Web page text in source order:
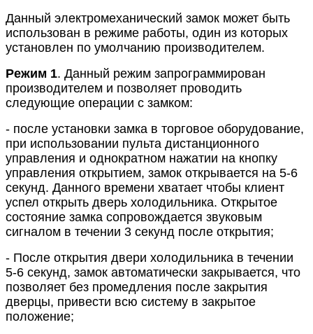
Данный электромеханический замок может быть
использован в режиме работы, один из которых
установлен по умолчанию производителем.
Режим 1. Данный режим запрограммирован
производителем и позволяет проводить
следующие операции с замком:
- после установки замка в торговое оборудование,
при использовании пульта дистанционного
управления и однократном нажатии на кнопку
управления открытием, замок открывается на 5-6
секунд. Данного времени хватает чтобы клиент
успел открыть дверь холодильника. Открытое
состояние замка сопровождается звуковым
сигналом в течении 3 секунд после открытия;
- После открытия двери холодильника в течении
5-6 секунд, замок автоматически закрывается, что
позволяет без промедления после закрытия
дверцы, привести всю систему в закрытое
положение;